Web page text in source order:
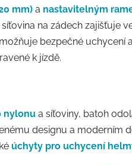
mm) a nastavitelným
na zádech zajišťuje
bezpečné uchycení
k jízdě.
nylonu a síťoviny, batoh
designu a moderním
úchyty pro uchycení